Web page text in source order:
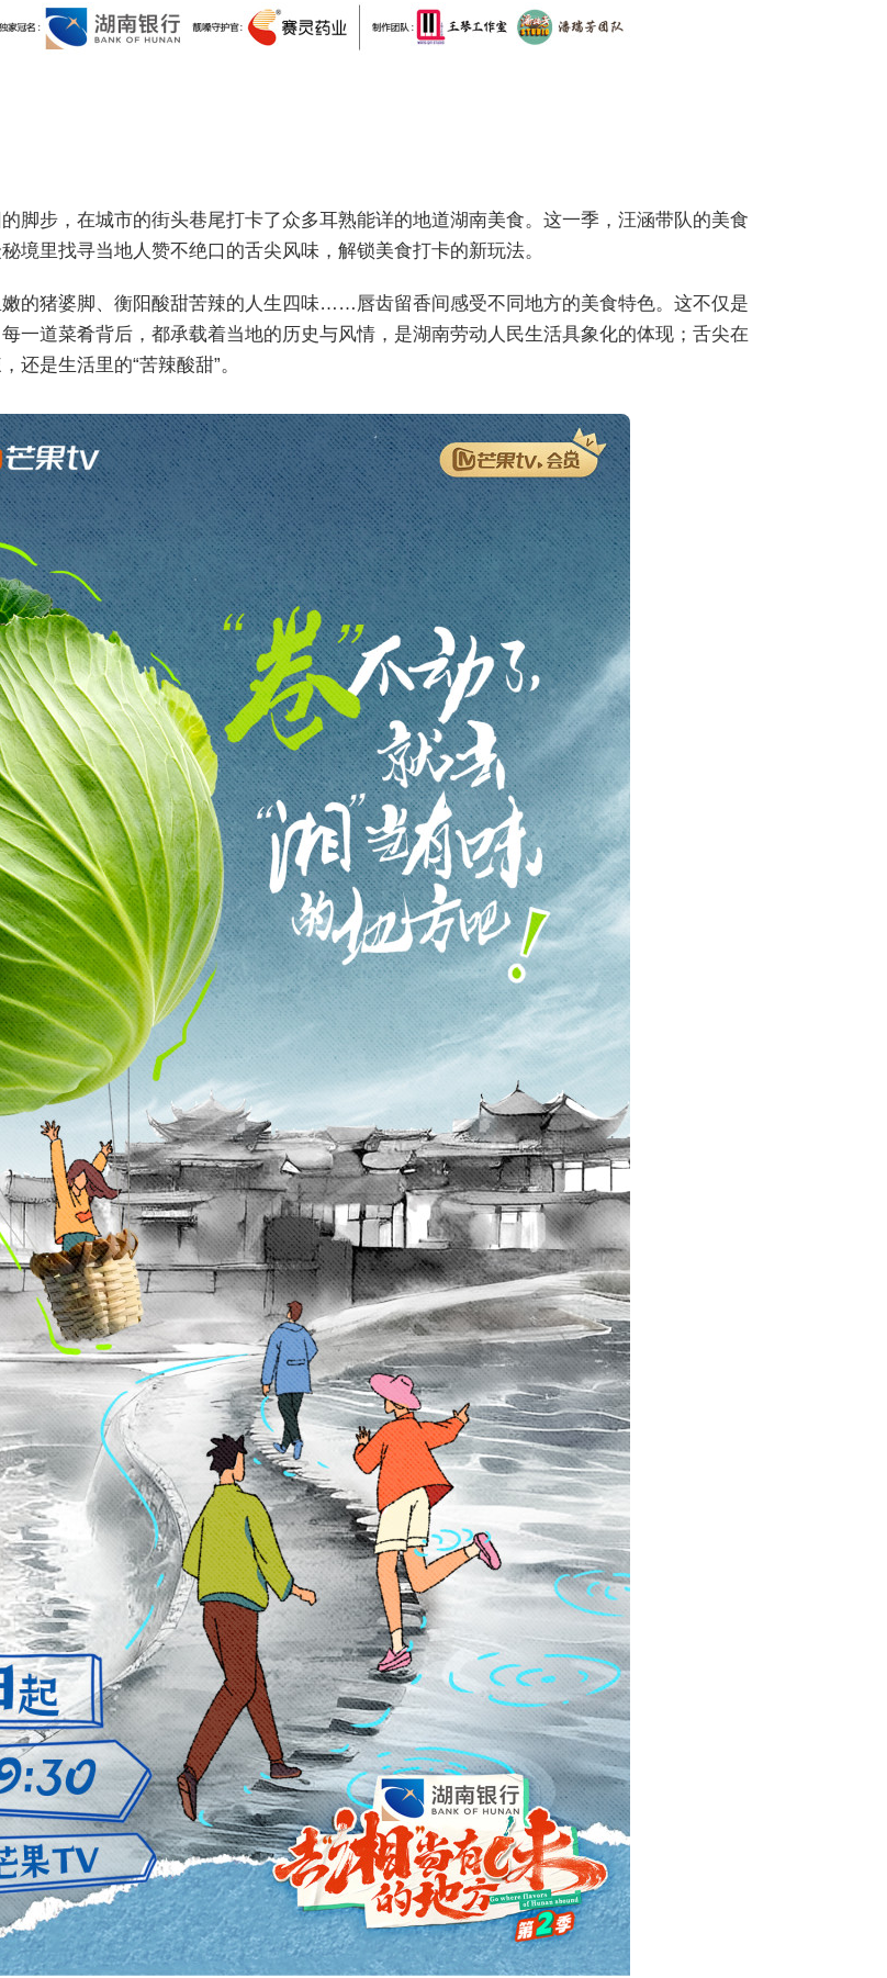
步，在城市的街头巷尾打卡了众多耳熟能详的地道湖南美食。这一季，汪涵带队的美食
境里找寻当地人赞不绝口的舌尖风味，解锁美食打卡的新玩法。
猪婆脚、衡阳酸甜苦辣的人生四味……唇齿留香间感受不同地方的美食特色。这不仅是
一道菜肴背后，都承载着当地的历史与风情，是湖南劳动人民生活具象化的体现；舌尖在
还是生活里的“苦辣酸甜”。